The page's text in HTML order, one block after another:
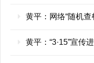
黄平：网络“随机查
黄平：“3·15”宣传